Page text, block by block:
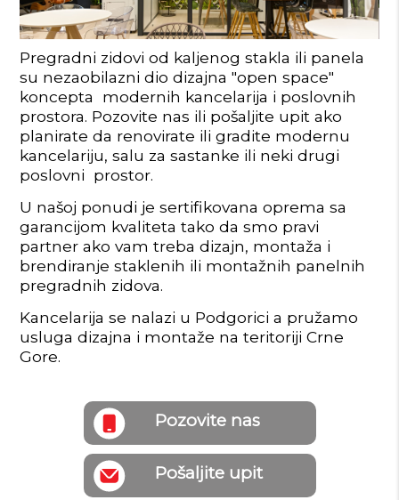
Pregradni zidovi od kaljenog stakla ili panela
su nezaobilazni dio dizajna "open space"
koncepta modernih kancelarija i poslovnih
prostora. Pozovite nas ili pošaljite upit ako
planirate da renovirate ili gradite modernu
kancelariju, salu za sastanke ili neki drugi
poslovni prostor.
U našoj ponudi je sertifikovana oprema sa
garancijom kvaliteta tako da smo pravi
partner ako vam treba dizajn, montaža i
brendiranje staklenih ili montažnih panelnih
pregradnih zidova.
Kancelarija se nalazi u Podgorici a pružamo
usluga dizajna i montaže na teritoriji Crne
Gore.
Pozovite nas
Pošaljite upit